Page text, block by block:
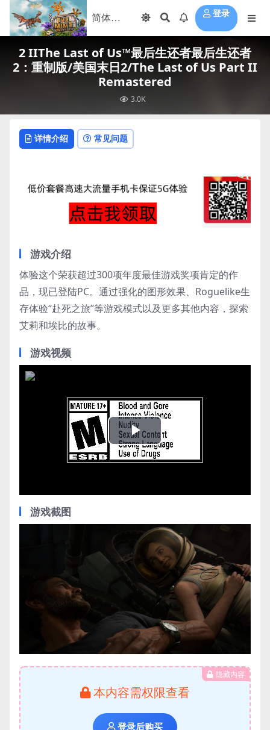
登录
2 IIThe Last of Us™最后生还者最后生还者
2：重制版/美国末日2/The Last of Us Part II
Remastered
3.0K
详情介绍 常见问题
游戏介绍
体验这个荣获超过300项年度最佳游戏奖项肯定的作
品，现已登陆PC。通过强化的图形效果、Roguelike生
存体验“赴死之旅”等游戏模式以及更多其他内容，探索
艾莉和埃比的故事。
游戏视频
Play
游戏截图
隐藏内容
本内容需权限查看
登录后购买